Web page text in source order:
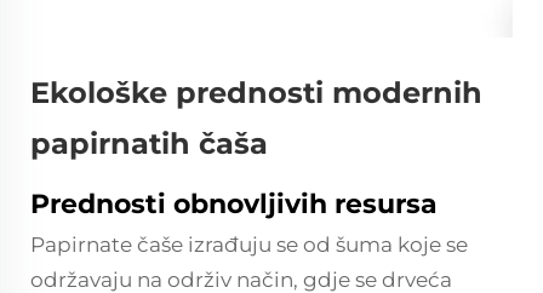
Ekološke prednosti modernih
papirnatih čaša
Prednosti obnovljivih resursa
Papirnate čaše izrađuju se od šuma koje se
održavaju na održiv način, gdje se drveća